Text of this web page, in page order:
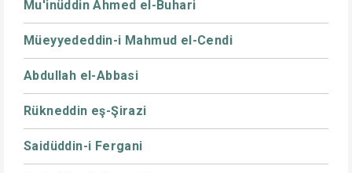
Mu'inüddin Ahmed el-Buhari
Müeyyededdin-i Mahmud el-Cendi
Abdullah el-Abbasi
Rükneddin eş-Şirazi
Saidüddin-i Fergani